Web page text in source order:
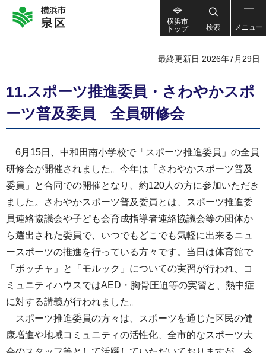
横浜市
トップ
検索 メニュー
最終更新日 2026年7月29日
11.スポーツ推進委員・さわやかスポ
ーツ普及委員 全員研修会
6月15日、中和田南小学校で「スポーツ推進委員」の全員
研修会が開催されました。今年は「さわやかスポーツ普及
委員」と合同での開催となり、約120人の方に参加いただき
ました。さわやかスポーツ普及委員とは、スポーツ推進委
員連絡協議会や子ども会育成指導者連絡協議会等の団体か
ら選出された委員で、いつでもどこでも気軽に出来るニュ
ースポーツの推進を行っている方々です。当日は体育館で
「ボッチャ」と「モルック」についての実習が行われ、コ
ミュニティハウスではAED・胸骨圧迫等の実習と、熱中症
に対する講義が行われました。
スポーツ推進委員の方々は、スポーツを通じた区民の健
康増進や地域コミュニティの活性化、全市的なスポーツ大